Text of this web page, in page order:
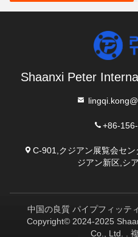
Shaanxi Peter
+86-
C-901,クジアン展覧会セ
ジアン新区,シ
中国の良質 パイプフィッテ
Copyright© 2024-2025
Co., Ltd. .